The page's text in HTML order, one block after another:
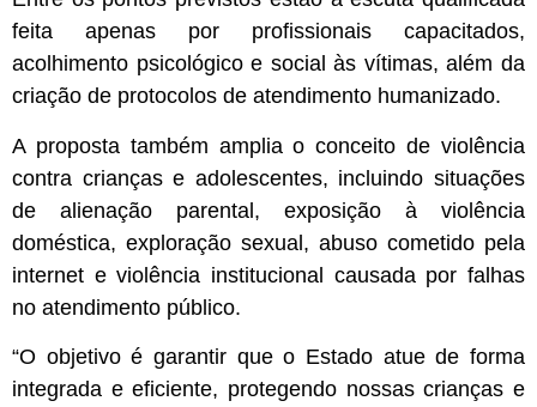
feita apenas por profissionais capacitados,
acolhimento psicológico e social às vítimas, além da
criação de protocolos de atendimento humanizado.
A proposta também amplia o conceito de violência
contra crianças e adolescentes, incluindo situações
de alienação parental, exposição à violência
doméstica, exploração sexual, abuso cometido pela
internet e violência institucional causada por falhas
no atendimento público.
“O objetivo é garantir que o Estado atue de forma
integrada e eficiente, protegendo nossas crianças e